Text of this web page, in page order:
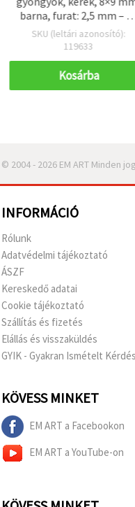
barna, furat: 2,5 mm –
g (~95 db),
ékszerkészítéshez,
nyakláncokhoz és
SKU (leltári azonosító):
119633
Kosárba
© 2004 - 2026 EM ART Minden
INFORMÁCIÓ
Rólunk
Adatvédelmi tájékoztató
ÁSZF
Kereskedő adatai
Cookie tájékoztató
Szállítás és fizetés
Elállás és visszaküldés
GYIK - Gyakran Ismételt
KÖVESS MINKET
EM ART a Facebookon
EM ART a YouTube-on